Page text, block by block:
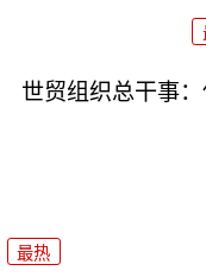
世贸组织总干事
最热